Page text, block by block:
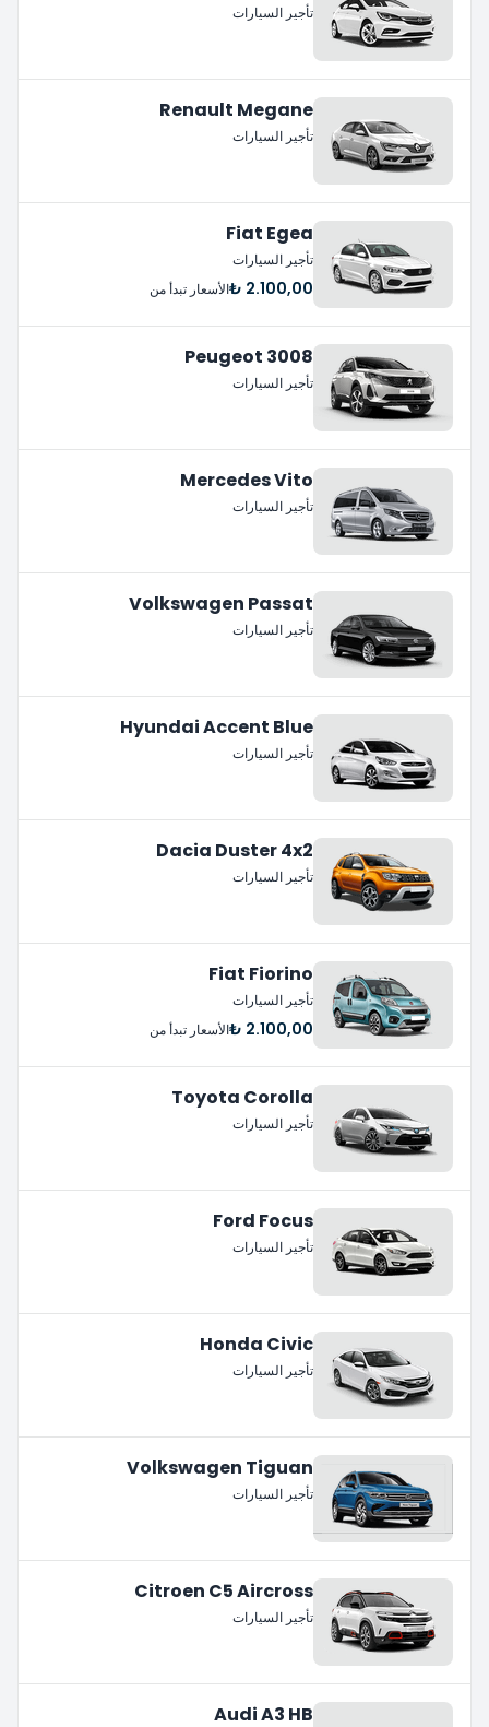
تأجير السيارات
Renault Megane
تأجير السيارات
Fiat Egea
تأجير السيارات
2.100,00 ₺ الأسعار تبدأ من
Peugeot 3008
تأجير السيارات
Mercedes Vito
تأجير السيارات
Volkswagen Passat
تأجير السيارات
Hyundai Accent Blue
تأجير السيارات
Dacia Duster 4x2
تأجير السيارات
Fiat Fiorino
تأجير السيارات
2.100,00 ₺ الأسعار تبدأ من
Toyota Corolla
تأجير السيارات
Ford Focus
تأجير السيارات
Honda Civic
تأجير السيارات
Volkswagen Tiguan
تأجير السيارات
Citroen C5 Aircross
تأجير السيارات
Audi A3 HB